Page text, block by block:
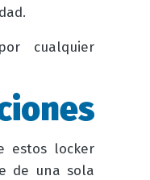
cualquier
estos locker
de una sola